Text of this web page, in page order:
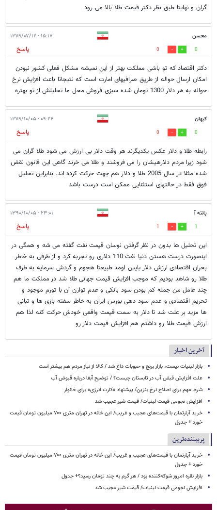
گران و نهایتا طبق نظر دکتر قیمت طلا بالا می رود
محسن ۱۵:۱۷ - ۱۳۸۹/۰۷/۱۲
0
0
پاسخ
دکتر اقتصاد که تو باشی مملکت بهتر از این نمیشه مشکل فعلی کشور نبودن
امکان ارسال حواله از طریق صرافیهای امارت است که نتیجاتا باعث افزایش نرخ
حواله به هر دلار 1300 تومان شده سبزی فروش محل ما تحلیلش از تو بهتره
کیهان ۰۹:۲۴ - ۱۳۸۹/۱۰/۰۵
0
0
پاسخ
رابطه طلا و دلار عکس یکدیگرند هر وقت دلار بی ارزش می شود طلا گران می
شود زیرا مردم دلارهیشان را می فروشند و طلا می خرند گاهی این قانون نقض
شده مثلا در سال 2005 طلا و دلار هم جهت حرکت کرده اند. بنابراین تحلیل
فوق فقط در حالتهای استثنایی ممکن است درست باشد
پانته آ ۲۳:۰۱ - ۱۳۹۰/۱۰/۰۵
1
1
پاسخ
این تحلیل ها بدون در نظر گرفتن نوسان قیمت نفت گفته می شه و همگی در
اینصورت درست هستن دنیا نفت 110 دلاری رو تجربه کرد و از طرفی به خاطر
بحران اقتصادی ارزش دلار پایین اومد طبیعتا هجوم و گردش سرمایه به طرف
طلا رو شاهد بودیم که موجب افزایش قیمت جهانی طلا شد در مملکت ما هم
چند عامل من جمله کم بودن سود بانکی و عدم توازن آن با تورم موجود و
تحریم اقتصادی و عدم سود دهی بورس ایران به خاطر سفته بازی ها و تبانی
ها مزید بر علت شد تا دلار به سمت قیمت واقعی خودش حرکت کنه لذا هم
ارزش قیمت طلا رو داشتم هم افزایش قیمت دلار رو
آخرین اخبار
بازار لبنیات نیست، بازار برنج و حبوبات داغ شد / کالا از نیاز مردم هم بیشتر است
علت افزایش قبض آب در تابستان چیست؟ / توضیح آبفا درباره قبوض آب
شرط مهم برای اصلاح نرخ بنزین/ پیشنهاد «کارت انرژی» برای خانوار
افزایش نجومی قیمت لبنیات/ قیمت شیر عجیب شد
خرید آپارتمان با قیمت‌های عجیب و غریب/ این خانه در تهران متری ۷۰۰ میلیون تومان قیمت
خورد + جدول
پربیننده‌ترین
خرید آپارتمان با قیمت‌های عجیب و غریب/ این خانه در تهران متری ۷۰۰ میلیون تومان قیمت
خورد + جدول
بازار نقره امروز شوکه‌کننده بود / هر گرم به چند تومان رسید؟+ جدول
افزایش نجومی قیمت لبنیات/ قیمت شیر عجیب شد